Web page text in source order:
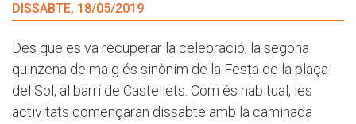
DISSABTE, 18/05/2019
Des que es va recuperar la celebració, la segona
quinzena de maig és sinònim de la Festa de la plaça
del Sol, al barri de Castellets. Com és habitual, les
activitats començaran dissabte amb la caminada